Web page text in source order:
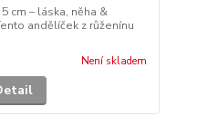
cm – láska, něha &
andělíček z růženínu
Není skladem